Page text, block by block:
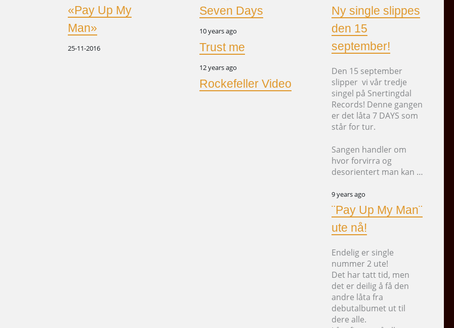
«Pay Up My
Man»
25-11-2016
Seven Days
10 years ago
Trust me
12 years ago
Rockefeller Video
Ny single slippes
den 15
september!
Den 15 september
slipper vi vår tredje
singel på Snertingdal
Records! Denne gangen
er det låta 7 DAYS som
står for tur.
Sangen handler om
hvor forvirra og
desorientert man kan …
9 years ago
¨Pay Up My Man¨
ute nå!
Endelig er single
nummer 2 ute!
Det har tatt tid, men
det er deilig å få den
andre låta fra
debutalbumet ut til
dere alle.